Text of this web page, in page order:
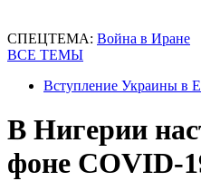
СПЕЦТЕМА: Война в Иране
ВСЕ ТЕМЫ
Вступление Украины в
В Нигерии
фоне COVID-